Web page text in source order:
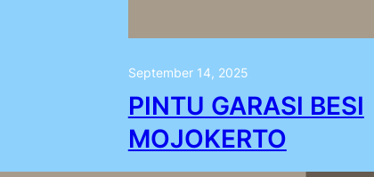
September 14, 2025
PINTU GARASI BESI
MOJOKERTO